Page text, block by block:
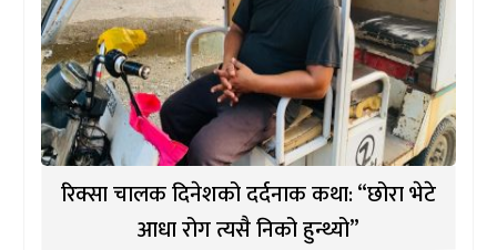
रिक्सा चालक दिनेशको दर्दनाक कथा: “छोरा भेटे
आधा रोग त्यसै निको हुन्थ्यो”